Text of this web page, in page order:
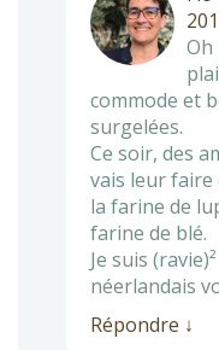
Oh
commode et
surgelées.
Ce soir, des
vais leur faire
la farine de
farine de blé.
Je suis
néerlandais
Répondre ↓